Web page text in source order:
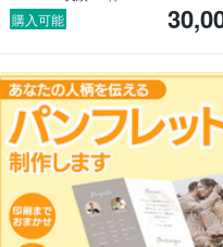
事業の会社に就職（営業職・
、デザイナーとして活動
WordPress関係の塾の講師
ナー業、講師業に従事
してデザイン面のサポ
購入可能